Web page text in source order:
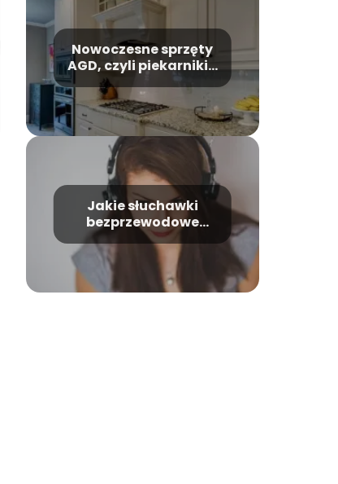
Nowoczesne sprzęty
AGD, czyli piekarniki z
technologią pary
Jakie słuchawki
bezprzewodowe
wybrać?